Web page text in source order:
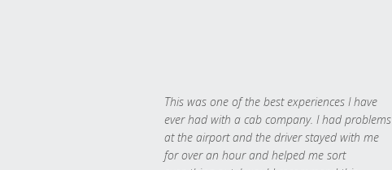
This was one of the best experiences I have
ever had with a cab company. I had problems
at the airport and the driver stayed with me
for over an hour and helped me sort